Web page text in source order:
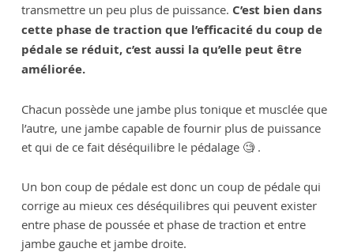
transmettre un peu plus de puissance. C’est bien dans
cette phase de traction que l’efficacité du coup de
pédale se réduit, c’est aussi la qu’elle peut être
améliorée.
Chacun possède une jambe plus tonique et musclée que
l’autre, une jambe capable de fournir plus de puissance
et qui de ce fait déséquilibre le pédalage 🧐 .
Un bon coup de pédale est donc un coup de pédale qui
corrige au mieux ces déséquilibres qui peuvent exister
entre phase de poussée et phase de traction et entre
jambe gauche et jambe droite.